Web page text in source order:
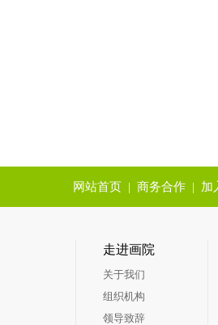
网站首页 | 商务合作 | 加
走进画院
关于我们
组织机构
领导致辞